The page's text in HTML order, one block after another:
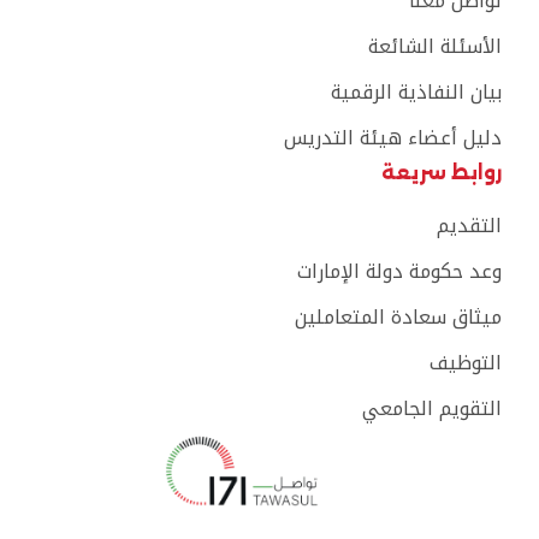
الأسئلة الشائعة
بيان النفاذية الرقمية
دليل أعضاء هيئة التدريس
روابط سريعة
التقديم
وعد حكومة دولة الإمارات
ميثاق سعادة المتعاملين
التوظيف
التقويم الجامعي